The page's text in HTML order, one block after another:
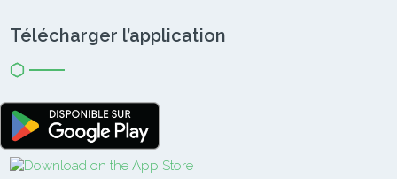
Télécharger l’application